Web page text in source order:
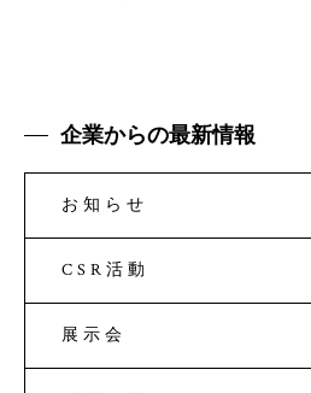
企業からの最新情報
お知らせ
CSR活動
展示会